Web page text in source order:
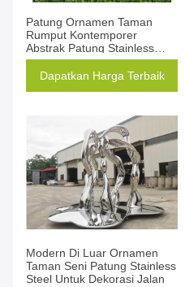
Patung Ornamen Taman
Rumput Kontemporer
Abstrak Patung Stainless
Steel
Dapatkan Harga Terbaik
Modern Di Luar Ornamen
Taman Seni Patung Stainless
Steel Untuk Dekorasi Jalan